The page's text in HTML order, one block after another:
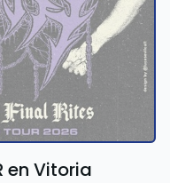
en Vitoria